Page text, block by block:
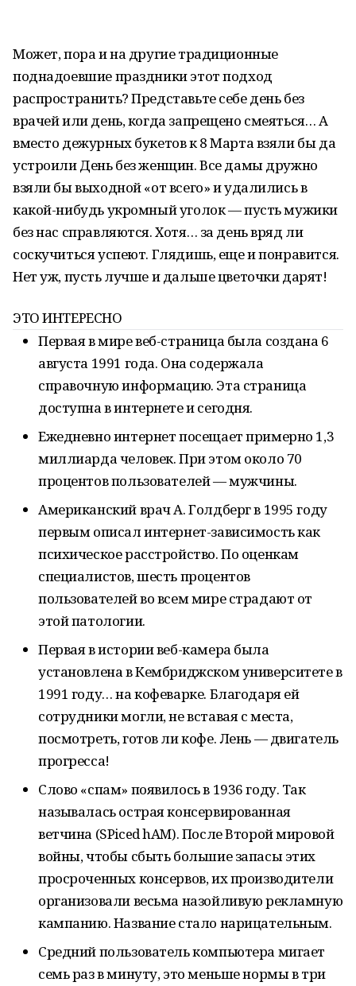
Может, пора и на другие традиционные
поднадоевшие праздники этот подход
распространить? Представьте себе день без
врачей или день, когда запрещено смеяться… А
вместо дежурных букетов к 8 Марта взяли бы да
устроили День без женщин. Все дамы дружно
взяли бы выходной «от всего» и удалились в
какой-нибудь укромный уголок — пусть мужики
без нас справляются. Хотя… за день вряд ли
соскучиться успеют. Глядишь, еще и понравится.
Нет уж, пусть лучше и дальше цветочки дарят!
ЭТО ИНТЕРЕСНО
Первая в мире веб-страница была создана 6
августа 1991 года. Она содержала
справочную информацию. Эта страница
доступна в интернете и сегодня.
Ежедневно интернет посещает примерно 1,3
миллиарда человек. При этом около 70
процентов пользователей — мужчины.
Американский врач А. Голдберг в 1995 году
первым описал интернет-зависимость как
психическое расстройство. По оценкам
специалистов, шесть процентов
пользователей во всем мире страдают от
этой патологии.
Первая в истории веб-камера была
установлена в Кембриджском университете в
1991 году… на кофеварке. Благодаря ей
сотрудники могли, не вставая с места,
посмотреть, готов ли кофе. Лень — двигатель
прогресса!
Слово «спам» появилось в 1936 году. Так
называлась острая консервированная
ветчина (SPiced hAM). После Второй мировой
войны, чтобы сбыть большие запасы этих
просроченных консервов, их производители
организовали весьма назойливую рекламную
кампанию. Название стало нарицательным.
Средний пользователь компьютера мигает
семь раз в минуту, это меньше нормы в три